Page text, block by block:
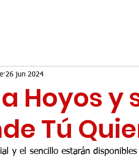
Hoyos y
Tú
26 jun 2024
y el sencillo estarán